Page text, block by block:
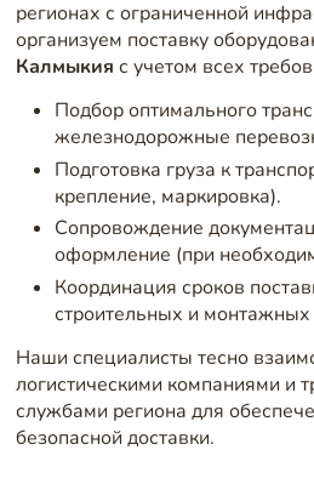
регионах с ограниченной
организуем поставку
Калмыкия с учетом всех
Подбор оптимального
железнодорожные
Подготовка груза к
крепление, маркировка).
Сопровождение
оформление (при
Координация сроков
строительных и монтажных
Наши специалисты тесно
логистическими компаниями и
службами региона для
безопасной доставки.